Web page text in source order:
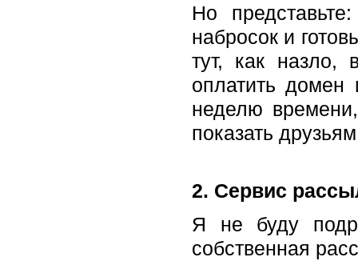
Но
набросок и
тут, как назло,
оплатить домен
неделю
показать
2. Сервис
Я не буду
собственная